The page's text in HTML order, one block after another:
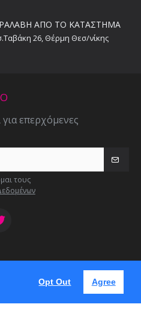
Opt Out Agree
ΑΠΟ ΤΟ ΚΑΤΑΣΤΗΜΑ
26, Θέρμη Θεσ/νίκης
επερχόμενες
τους